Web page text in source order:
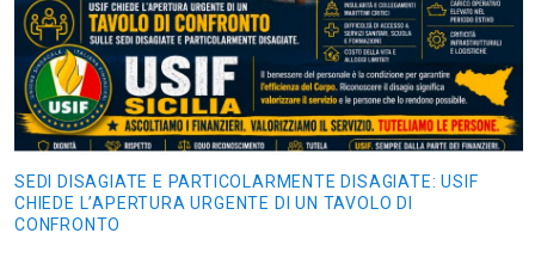
SEDI DISAGIATE E PARTICOLARMENTE DISAGIATE: USIF
CHIEDE L’APERTURA URGENTE DI UN TAVOLO DI
CONFRONTO